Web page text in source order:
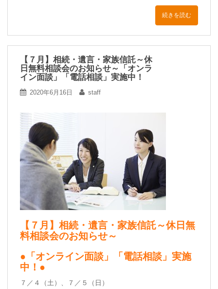
続きを読む
【７月】相続・遺言・家族信託～休
日無料相談会のお知らせ～「オンラ
イン面談」「電話相談」実施中！
2020年6月16日 staff
【７月】相続・遺言・家族信託～休日無
料相談会のお知らせ～
●「オンライン面談」「電話相談」実施
中！●
７／４（土）、７／５（日）